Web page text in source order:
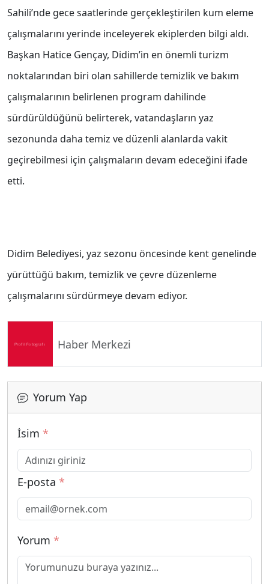
Sahili’nde gece saatlerinde gerçekleştirilen kum eleme
çalışmalarını yerinde inceleyerek ekiplerden bilgi aldı.
Başkan Hatice Gençay, Didim’in en önemli turizm
noktalarından biri olan sahillerde temizlik ve bakım
çalışmalarının belirlenen program dahilinde
sürdürüldüğünü belirterek, vatandaşların yaz
sezonunda daha temiz ve düzenli alanlarda vakit
geçirebilmesi için çalışmaların devam edeceğini ifade
etti.
Didim Belediyesi, yaz sezonu öncesinde kent genelinde
yürüttüğü bakım, temizlik ve çevre düzenleme
çalışmalarını sürdürmeye devam ediyor.
Haber Merkezi
Yorum Yap
İsim *
E-posta *
Yorum *